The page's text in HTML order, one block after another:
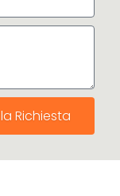
Richiesta